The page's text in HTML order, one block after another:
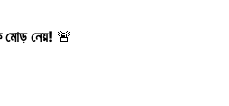
মোড় নেয়! 🚨